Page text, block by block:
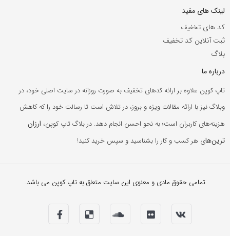
لینک های مفید
کد های تخفیف
ثبت آنلاین کد تخفیف
بلاگ
درباره ما
تاپ کوپن علاوه بر ارائه کدهای تخفیف به صورت روزانه در سایت اصلی خود، در
وبلاگ نیز با ارائه مقالات ویژه و بروز، در تلاش است تا رسالت خود را که کاهش
هزینه‌های کاربران است؛ به نحو احسن انجام دهد. در بلاگ تاپ کوپن، ارزان
ترین‌های هر کسب و کار را بشناسید و سپس خرید کنید!
تمامی حقوق مادی و معنوی این سایت متعلق به تاپ کوپن می باشد.